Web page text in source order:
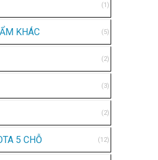
(1)
KHÁC (5)
(2)
(3)
(2)
5 CHỖ (12)